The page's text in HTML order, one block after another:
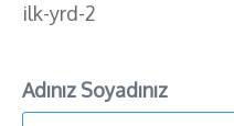
ilk-yrd-2
Adınız Soyadınız